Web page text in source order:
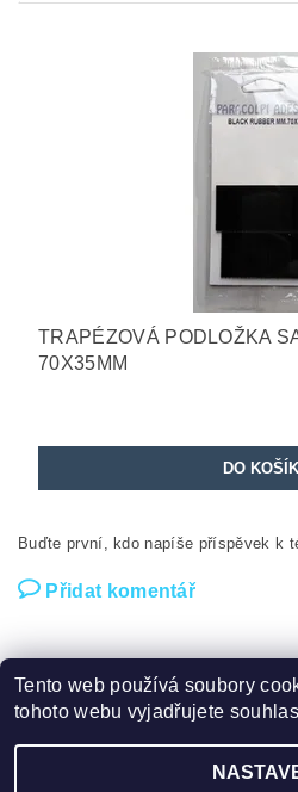
TRAPÉZOVÁ PODLOŽKA
70X35MM
Buďte první, kdo napíše příspěvek k
Přidat komentář
Trim s.r.o náš
Tento web používá soubory
tohoto webu vyjadřujete